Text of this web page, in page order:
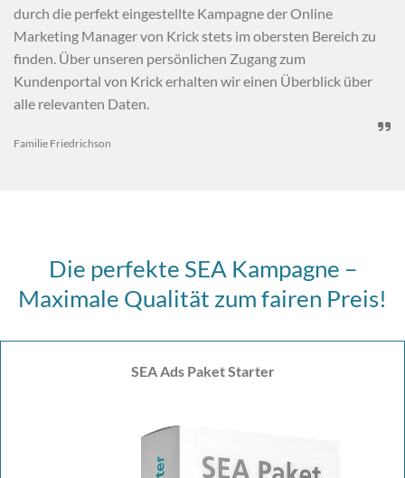
durch die perfekt eingestellte Kampagne der Online
Marketing Manager von Krick stets im obersten Bereich zu
finden. Über unseren persönlichen Zugang zum
Kundenportal von Krick erhalten wir einen Überblick über
alle relevanten Daten.

Familie Friedrichson
Die perfekte SEA Kampagne –
Maximale Qualität zum fairen Preis!
SEA Ads Paket Starter